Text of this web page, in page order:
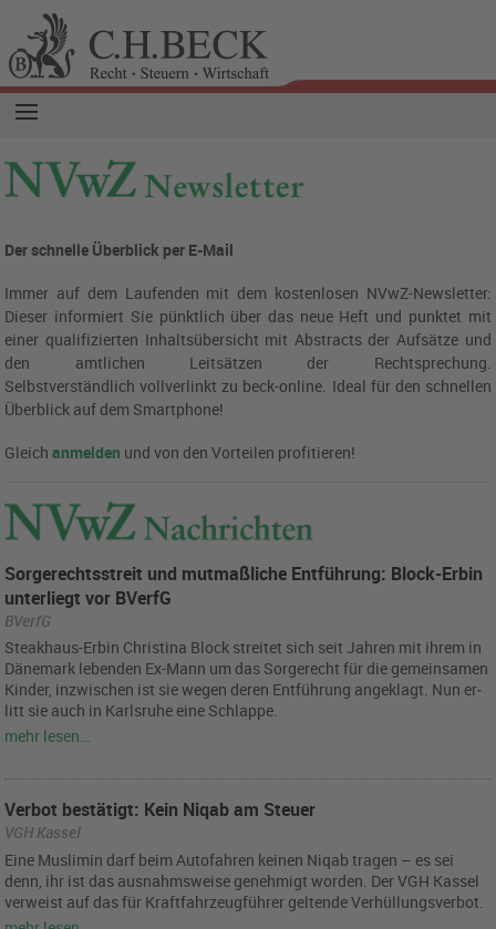
Der schnelle Überblick per E-Mail
Immer auf dem Laufenden mit dem kostenlosen NVwZ-Newsletter:
Dieser informiert Sie pünktlich über das neue Heft und punktet mit
einer qualifizierten Inhaltsübersicht mit Abstracts der Aufsätze und
den amtlichen Leitsätzen der Rechtsprechung.
Selbstverständlich vollverlinkt zu beck-online. Ideal für den schnellen
Überblick auf dem Smartphone!
Gleichanmelden und von den Vorteilen profitieren!
Sorgerechtsstreit und mutmaßliche Entführung: Block-Erbin
unterliegt vor BVerfG
BVerfG
Steak­haus-Erbin Chris­ti­na Block strei­tet sich seit Jah­ren mit ihrem in
Dä­ne­mark le­ben­den Ex-Mann um das Sor­ge­recht für die ge­mein­sa­men
Kin­der, in­zwi­schen ist sie wegen deren Ent­füh­rung an­ge­klagt. Nun er­
litt sie auch in Karls­ru­he eine Schlap­pe.
mehr lesen…
Verbot bestätigt: Kein Niqab am Steuer
VGH Kassel
Eine Mus­li­min darf beim Au­to­fah­ren kei­nen Niqab tra­gen – es sei
denn, ihr ist das aus­nahms­wei­se ge­neh­migt wor­den. Der VGH Kas­sel
ver­weist auf das für Kraft­fahr­zeug­füh­rer gel­ten­de Ver­hül­lungs­ver­bot.